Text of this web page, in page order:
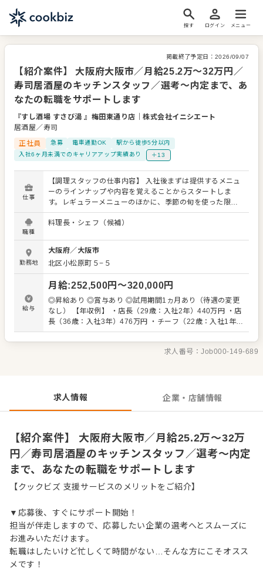
探す ログイン メニュー
掲載終了予定日： 2026/09/07
【紹介案件】 大阪府大阪市／月給25.2万～32万円／
寿司居酒屋のキッチンスタッフ／選考～内定まで、あ
なたの転職をサポートします
『すし酒場 すさび湯 』梅田東通り店 ｜株式会社イニシエート
居酒屋／寿司
正社員
急募 電車通勤OK
駅から徒歩5分以内
入社6ヶ月未満でのキャリアアップ実績あり
＋13
仕事
【調理スタッフの仕事内容】 入社後まずは提供するメニュ
ーのラインナップや内容を覚えることからスタートしま
す。レギュラーメニューのほかに、季節の旬を使った限定
メニューを提供することもありますので、これまでの調理
経験に加え、さまざまなスキルを習得してください。 料理
想から生まれる新作を期待しています。よりよいお店づく
りのためのオペレーション改善や構築についてのアイデア
も大歓迎です。 【具体的には…】 ・仕込みや盛り付けなど
カンタンな調理からスタート ・全体の流れを学んで調理全
般を担当 ・仕入れや在庫管理などキッチンの管理業務 ・ま
かないづくり ・後輩スタッフやアルバイトスタッフの教育
・料理長の補助 ・新メニュー提案 など 入社後はスキルに
合わせた業務からお任せしますので、徐々に業務の幅を広
トしますので、経験が浅い方も安心してスタートできる環
境です。 ゆくゆくは、料理長やSVといった本部職への昇格
職種
料理長・シェフ（候補）
勤務地
大阪府／ 大阪市
北区小松原町５−５
給与
月給:252,500円〜320,000円
◎昇給あり ◎賞与あり ◎試用期間1ヵ月あり（待遇の変更
なし） 【年収例】 ・店長（29歳：入社2年）440万円 ・店
長（36歳：入社3年）476万円 ・チーフ（22歳：入社1年）
400万円 ・料理長（27歳：入社4年）472万円 ・料理長
（32歳：入社6年）524万円 ・ソムリエ（37歳：入社1年）
453万円 ・マネージャー（34歳：入社5年）550万円 ※固
求人番号：Job000-149-689
求人情報 企業・店舗情報
【紹介案件】 大阪府大阪市／月給25.2万～32万
円／寿司居酒屋のキッチンスタッフ／選考～内定
まで、あなたの転職をサポートします
【クックビズ 支援サービスのメリットをご紹介】
▼応募後、すぐにサポート開始！
担当が伴走しますので、応募したい企業の選考へとスムーズに
お進みいただけます。
転職はしたいけど忙しくて時間がない…そんな方にこそオスス
メです！